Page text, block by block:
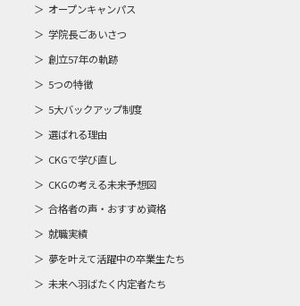
オープンキャンパス
学院長ごあいさつ
創立57年の軌跡
5つの特徴
5大バックアップ制度
選ばれる理由
CKGで学び直し
CKGの考える未来予想図
合格者の声・おすすめ資格
就職実績
夢を叶えて活躍中の卒業生たち
未来へ羽ばたく内定者たち